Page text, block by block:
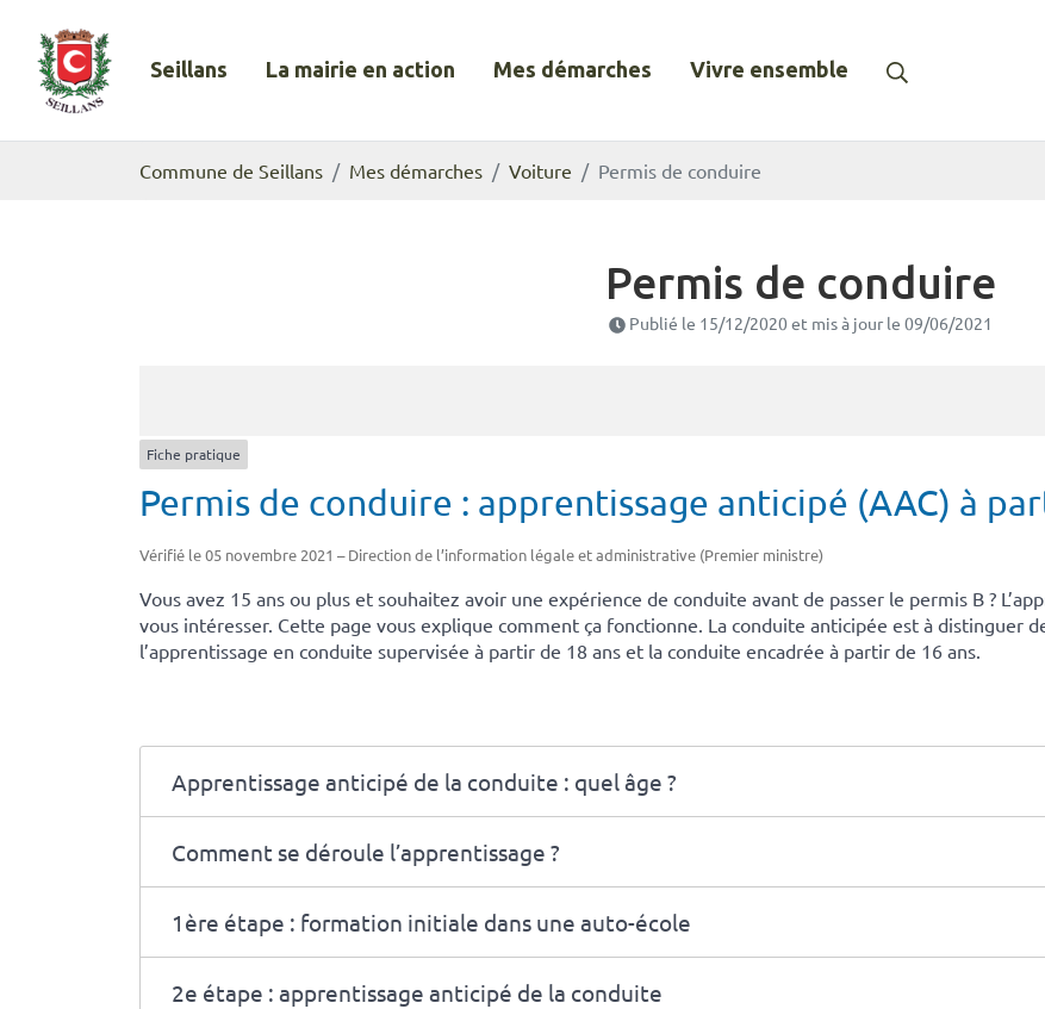
contenu Commune de Seillans
Seillans La mairie en action Mes démarches Vivre ensemble
Commune de Seillans Mes démarches Voiture Permis de conduire
Permis de conduire
Publié le 15/12/2020et mis à jour le 09/06/2021
Fiche pratique
Permis de conduire : apprentissage anticipé (AAC) à
Vérifié le 05 novembre 2021 – Direction de l’information légale et administrative (Premier ministre)
Vous avez 15 ans ou plus et souhaitez avoir une expérience de conduite avant de passer le permis B ?
vous intéresser. Cette page vous explique comment ça fonctionne. La conduite anticipée est à distinguer
l’apprentissage en conduite supervisée à partir de 18 ans et la conduite encadrée à partir de 16 ans.
Apprentissage anticipé de la conduite : quel âge ?
Comment se déroule l’apprentissage ?
1ère étape : formation initiale dans une auto-école
2e étape : apprentissage anticipé de la conduite